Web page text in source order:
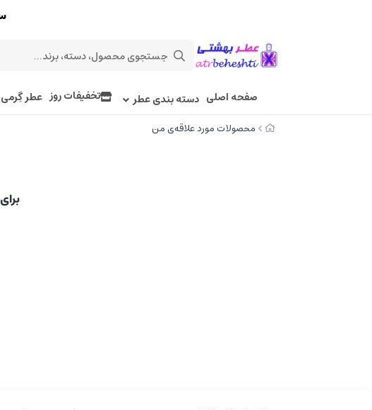
صفحه اصلی دسته بندی عطر تخفیفات روز عطر گِرمی
محصولات مورد علاقه‌ی من